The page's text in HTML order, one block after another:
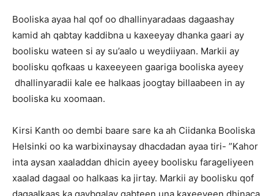
Booliska ayaa hal qof oo dhallinyaradaas dagaashay
kamid ah qabtay kaddibna u kaxeeyay dhanka gaari ay
boolisku wateen si ay su’aalo u weydiiyaan. Markii ay
boolisku qofkaas u kaxeeyeen gaariga booliska ayeey
dhallinyaradii kale ee halkaas joogtay billaabeen in ay
booliska ku xoomaan.
Kirsi Kanth oo dembi baare sare ka ah Ciidanka Booliska
Helsinki oo ka warbixinaysay dhacdadan ayaa tiri- ”Kahor
inta aysan xaaladdan dhicin ayeey boolisku farageliyeen
xaalad dagaal oo halkaas ka jirtay. Markii ay boolisku qof